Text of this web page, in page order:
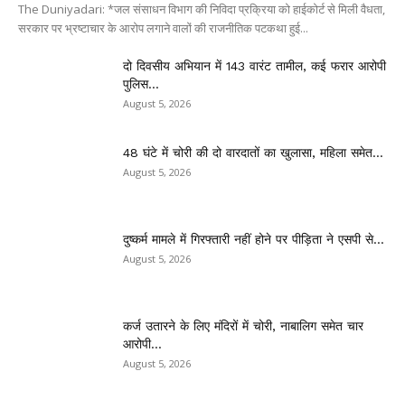
The Duniyadari: *जल संसाधन विभाग की निविदा प्रक्रिया को हाईकोर्ट से मिली वैधता,
सरकार पर भ्रष्टाचार के आरोप लगाने वालों की राजनीतिक पटकथा हुई...
दो दिवसीय अभियान में 143 वारंट तामील, कई फरार आरोपी
पुलिस...
August 5, 2026
48 घंटे में चोरी की दो वारदातों का खुलासा, महिला समेत...
August 5, 2026
दुष्कर्म मामले में गिरफ्तारी नहीं होने पर पीड़िता ने एसपी से...
August 5, 2026
कर्ज उतारने के लिए मंदिरों में चोरी, नाबालिग समेत चार
आरोपी...
August 5, 2026